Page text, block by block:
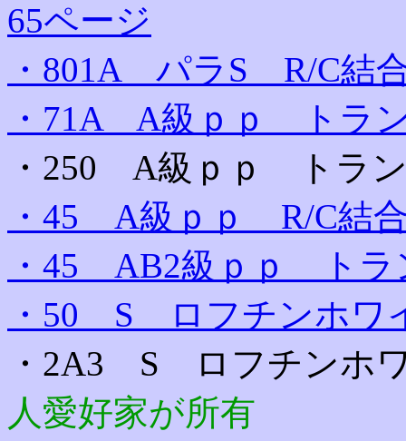
65ページ
・801A パラS R/C結
・71A A級ｐｐ トラ
・250 A級ｐｐ トラ
・45 A級ｐｐ R/C結
・45 AB2級ｐｐ ト
・50 S ロフチンホワ
・2A3 S ロフチン
人愛好家が所有